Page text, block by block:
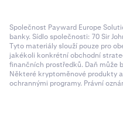
Společnost Payward Europe
banky. Sídlo společnosti: 70 Sir
Tyto materiály slouží pouze pro
jakékoli konkrétní obchodní
finančních prostředků. Daň může
Některé kryptoměnové produkty
ochrannými programy. Právní